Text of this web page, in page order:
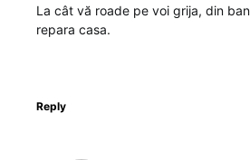
La cât vă roade pe voi grija, din
repara casa.
Reply